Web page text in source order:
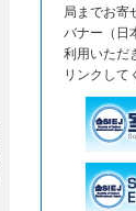
局までお寄
バナー（日
利用いただ
リンクして